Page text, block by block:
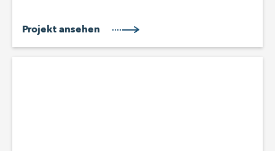
Projekt ansehen